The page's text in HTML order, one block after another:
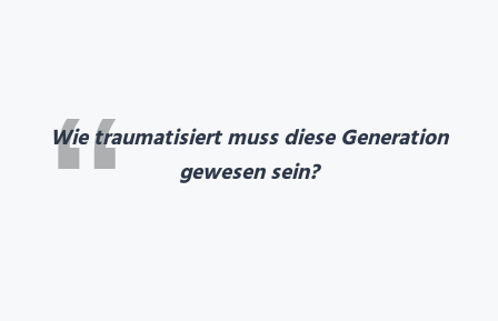
Wie traumatisiert muss diese Generation
gewesen sein?